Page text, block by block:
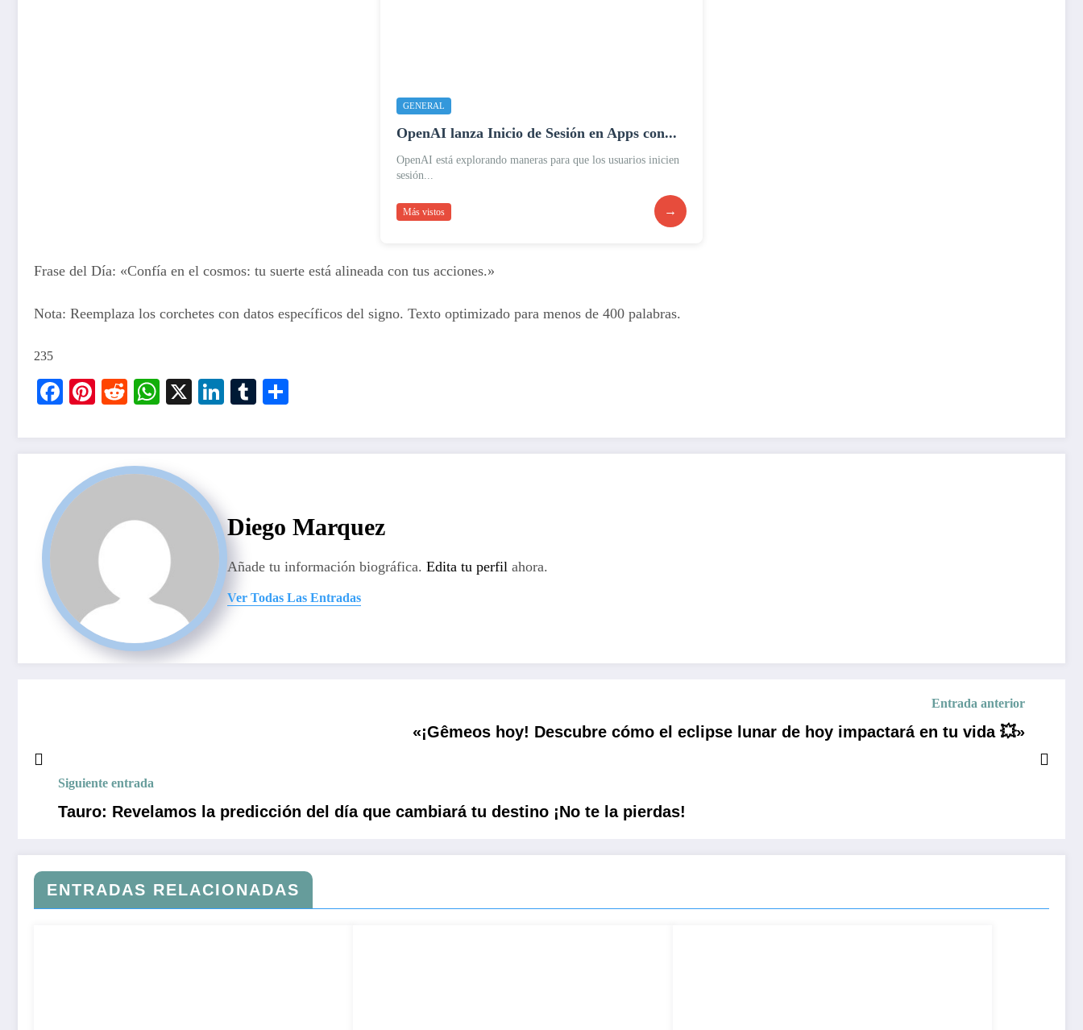
GENERAL
OpenAI lanza Inicio de Sesión en Apps con...
OpenAI está explorando maneras para que los usuarios inicien
sesión...
Más vistos →
Frase del Día: «Confía en el cosmos: tu suerte está alineada con tus acciones.»
Nota: Reemplaza los corchetes con datos específicos del signo. Texto optimizado para menos de 400 palabras.
235
Facebook
Pinterest
RedditWhatsApp
X LinkedIn
Tumblr
Diego Marquez
Añade tu información biográfica. Edita tu perfil ahora.
Ver Todas Las Entradas
Entrada anterior
«¡Gêmeos hoy! Descubre cómo el eclipse lunar de hoy impactará en tu vida 💥»
Siguiente entrada
Tauro: Revelamos la predicción del día que cambiará tu destino ¡No te la pierdas!
ENTRADAS RELACIONADAS